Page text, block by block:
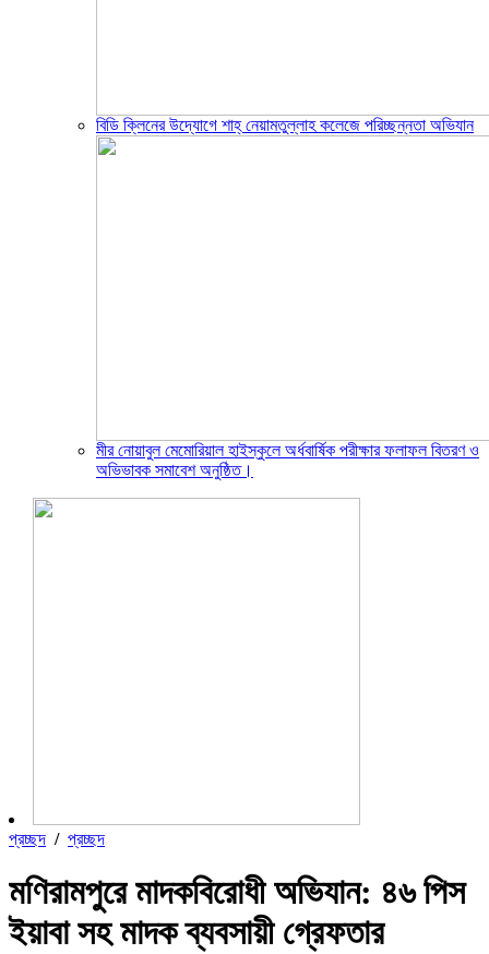
বিডি ক্লিনের উদ্যোগে শাহ্ নেয়ামতুল্লাহ কলেজে পরিচ্ছন্নতা অভিযান
মীর নোয়াবুল মেমোরিয়াল হাইস্কুলে অর্ধবার্ষিক পরীক্ষার ফলাফল বিতরণ ও
অভিভাবক সমাবেশ অনুষ্ঠিত।
প্রচ্ছদ / প্রচ্ছদ
মণিরামপুরে মাদকবিরোধী অভিযান: ৪৬ পিস
ইয়াবা সহ মাদক ব্যবসায়ী গ্রেফতার